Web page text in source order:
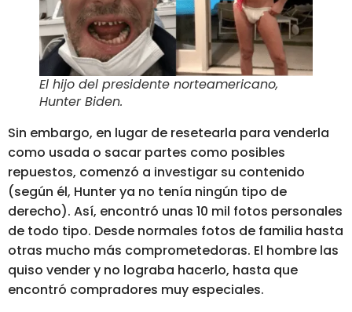
El hijo del presidente norteamericano,
Hunter Biden.
Sin embargo, en lugar de resetearla para venderla
como usada o sacar partes como posibles
repuestos, comenzó a investigar su contenido
(según él, Hunter ya no tenía ningún tipo de
derecho). Así, encontró unas 10 mil fotos personales
de todo tipo. Desde normales fotos de familia hasta
otras mucho más comprometedoras. El hombre las
quiso vender y no lograba hacerlo, hasta que
encontró compradores muy especiales.